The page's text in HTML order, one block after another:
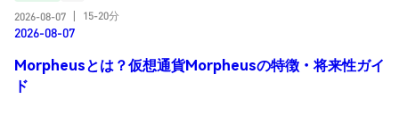
2026-08-07
15-20分
2026-08-07
Morpheusとは？仮想通貨Morpheusの特徴・将来性ガイ
ド